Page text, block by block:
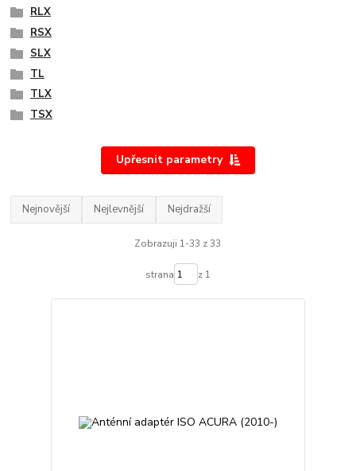
RLX
RSX
SLX
TL
TLX
TSX
Upřesnit parametry
Nejnovější Nejlevnější Nejdražší
Zobrazuji 1-33 z 33
strana z 1